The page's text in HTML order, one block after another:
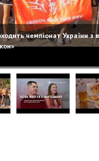
чемпіонат України з